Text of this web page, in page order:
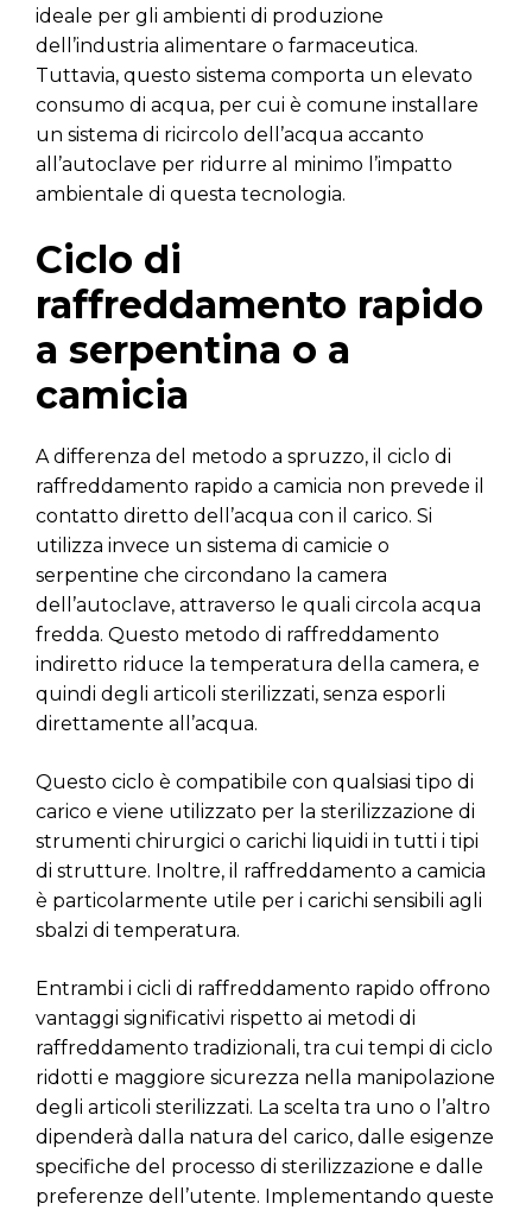
ideale per gli ambienti di produzione
dell’industria alimentare o farmaceutica.
Tuttavia, questo sistema comporta un elevato
consumo di acqua, per cui è comune installare
un sistema di ricircolo dell’acqua accanto
all’autoclave per ridurre al minimo l’impatto
ambientale di questa tecnologia.
Ciclo di
raffreddamento rapido
a serpentina o a
camicia
A differenza del metodo a spruzzo, il ciclo di
raffreddamento rapido a camicia non prevede il
contatto diretto dell’acqua con il carico. Si
utilizza invece un sistema di camicie o
serpentine che circondano la camera
dell’autoclave, attraverso le quali circola acqua
fredda. Questo metodo di raffreddamento
indiretto riduce la temperatura della camera, e
quindi degli articoli sterilizzati, senza esporli
direttamente all’acqua.
Questo ciclo è compatibile con qualsiasi tipo di
carico e viene utilizzato per la sterilizzazione di
strumenti chirurgici o carichi liquidi in tutti i tipi
di strutture. Inoltre, il raffreddamento a camicia
è particolarmente utile per i carichi sensibili agli
sbalzi di temperatura.
Entrambi i cicli di raffreddamento rapido offrono
vantaggi significativi rispetto ai metodi di
raffreddamento tradizionali, tra cui tempi di ciclo
ridotti e maggiore sicurezza nella manipolazione
degli articoli sterilizzati. La scelta tra uno o l’altro
dipenderà dalla natura del carico, dalle esigenze
specifiche del processo di sterilizzazione e dalle
preferenze dell’utente. Implementando queste